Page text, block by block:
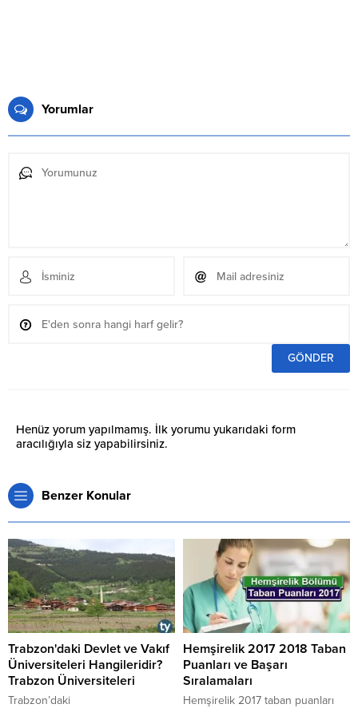
Yorumlar
Henüz yorum yapılmamış. İlk yorumu yukarıdaki form
aracılığıyla siz yapabilirsiniz.
Benzer Konular
Trabzon'daki Devlet ve Vakıf
Üniversiteleri Hangileridir?
Trabzon Üniversiteleri
Trabzon’daki
Hemşirelik 2017 2018 Taban
Puanları ve Başarı
Sıralamaları
Hemşirelik 2017 taban puanları